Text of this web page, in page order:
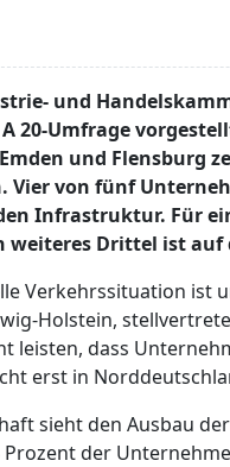
und
20-Umfrage
und Flensburg
Vier von fünf
Infrastruktur. Für
weiteres Drittel ist auf
Verkehrssituation ist
Holstein,
leisten, dass
erst in
sieht den Ausbau
Prozent der